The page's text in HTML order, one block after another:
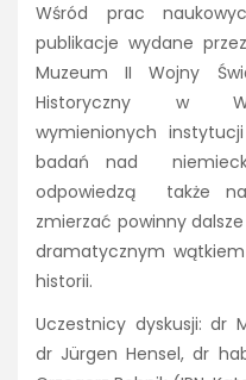
Wśród prac
publikacje wydane
Muzeum II Wojny
Historyczny w
wymienionych
badań nad
odpowiedzą także
zmierzać powinny
dramatycznym
historii.
Uczestnicy dyskusji: dr
dr Jürgen Hensel, dr